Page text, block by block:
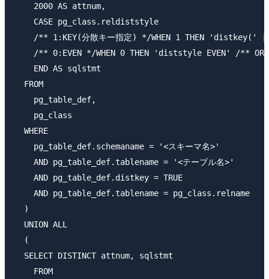
    2000 AS attnum,
    CASE pg_class.reldiststyle
/** 1:KEY(分散キー指定) */WHEN 1 THEN 'distkey('
/** 0:EVEN */WHEN 0 THEN 'diststyle EVEN' /** OR
    END AS sqlstmt
  FROM
    pg_table_def,
    pg_class
  WHERE
    pg_table_def.schemaname = '<スキーマ名>'
    AND pg_table_def.tablename = '<テーブル名>'
    AND pg_table_def.distkey = TRUE
    AND pg_table_def.tablename = pg_class.relname
  )
  UNION ALL
  (
  SELECT DISTINCT attnum, sqlstmt
    FROM